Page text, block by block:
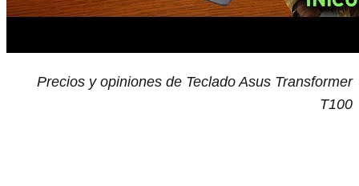
Precios y opiniones de Teclado Asus Transformer
T100